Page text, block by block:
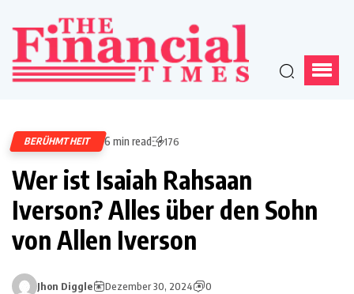
BERÜHMTHEIT 6 min read 176
Wer ist Isaiah Rahsaan
Iverson? Alles über den Sohn
von Allen Iverson
Jhon Diggle Dezember 30, 2024 0